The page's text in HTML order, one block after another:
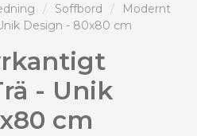
/ Soffbord /
Modernt
Design - 80x80 cm
- Unik
cm